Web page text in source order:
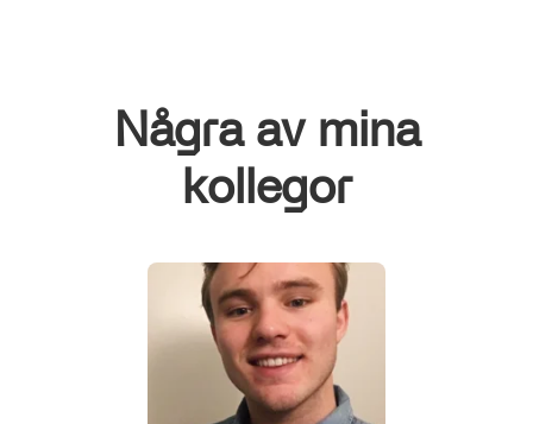
Några av mina
kollegor